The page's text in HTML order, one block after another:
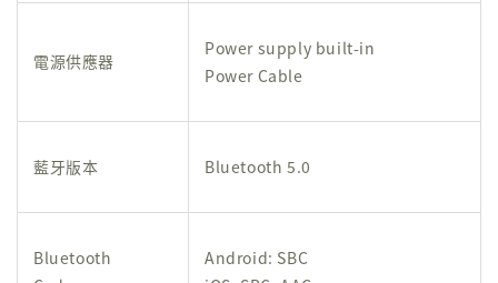
電源供應器
Power supply built-in
Power Cable
藍牙版本 Bluetooth 5.0
Bluetooth
Android: SBC